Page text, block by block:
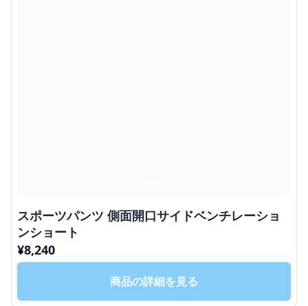
スポーツパンツ 側面開口サイドベンチレーショ
ンショート
¥8,240
商品の詳細を見る